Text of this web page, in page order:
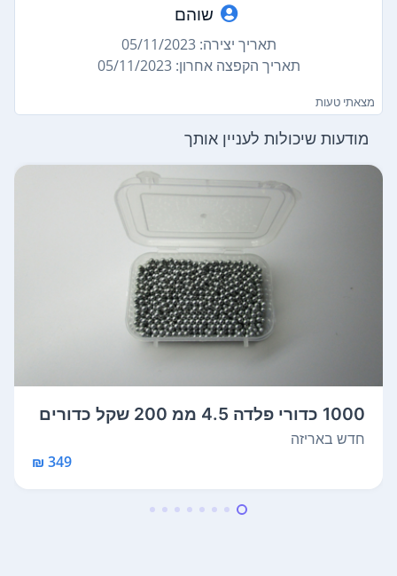
שוהם
תאריך יצירה: 05/11/2023
תאריך הקפצה אחרון: 05/11/2023
מצאתי טעות
מודעות שיכולות לעניין אותך
1000 כדורי פלדה 4.5 ממ 200 שקל כדורים
מפ...
חדש באריזה
349 ₪